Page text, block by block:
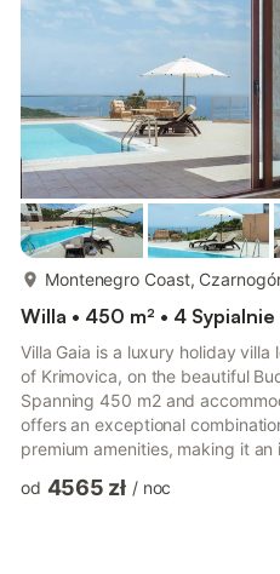
kuchnią i jadalnią, tworząc
rozrywki. Goście mają do
Montenegro Coast,
Willa • 450 m² • 4 Sypialnie
Villa Gaia is a luxury holiday
of Krimovica, on the beautiful
Spanning 450 m2 and
offers an exceptional
premium amenities, making it
The villa features a spacious
od 4565 zł / noc